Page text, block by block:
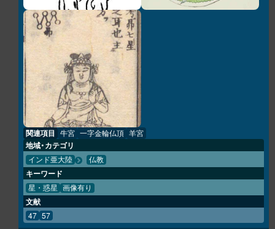
関連項目 牛宮 一字金輪仏頂 羊宮
地域・カテゴリ
インド亜大陸 仏教
キーワード
星・惑星 画像有り
文献
47 57